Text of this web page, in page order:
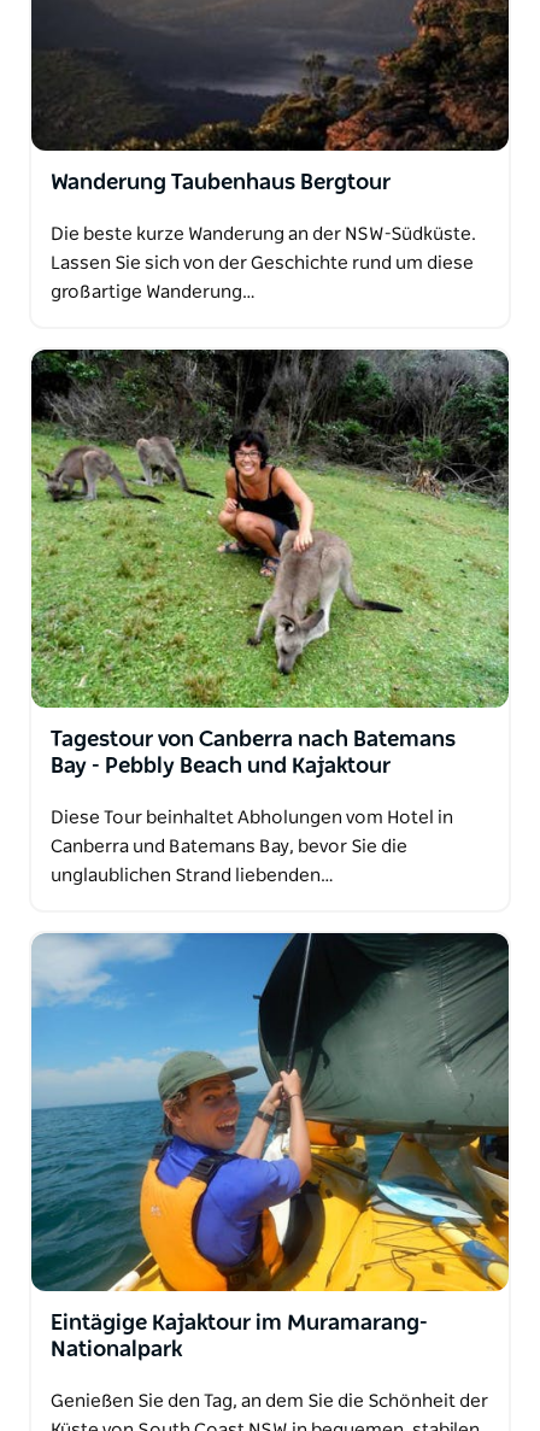
Wanderung Taubenhaus Bergtour
Die beste kurze Wanderung an der NSW-Südküste.
Lassen Sie sich von der Geschichte rund um diese
großartige Wanderung…
Tagestour von Canberra nach Batemans
Bay - Pebbly Beach und Kajaktour
Diese Tour beinhaltet Abholungen vom Hotel in
Canberra und Batemans Bay, bevor Sie die
unglaublichen Strand liebenden…
Eintägige Kajaktour im Muramarang-
Nationalpark
Genießen Sie den Tag, an dem Sie die Schönheit der